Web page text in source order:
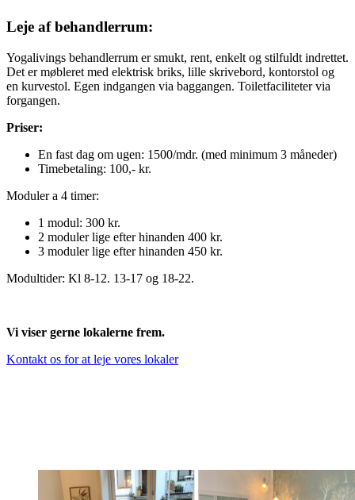
Leje af behandlerrum:
Yogalivings behandlerrum er smukt, rent, enkelt og stilfuldt indrettet.
Det er møbleret med elektrisk briks, lille skrivebord, kontorstol og
en kurvestol. Egen indgangen via baggangen. Toiletfaciliteter via
forgangen.
Priser:
En fast dag om ugen: 1500/mdr. (med minimum 3 måneder)
Timebetaling: 100,- kr.
Moduler a 4 timer:
1 modul: 300 kr.
2 moduler lige efter hinanden 400 kr.
3 moduler lige efter hinanden 450 kr.
Modultider: Kl 8-12. 13-17 og 18-22.
Vi viser gerne lokalerne frem.
Kontakt os for at leje vores lokaler